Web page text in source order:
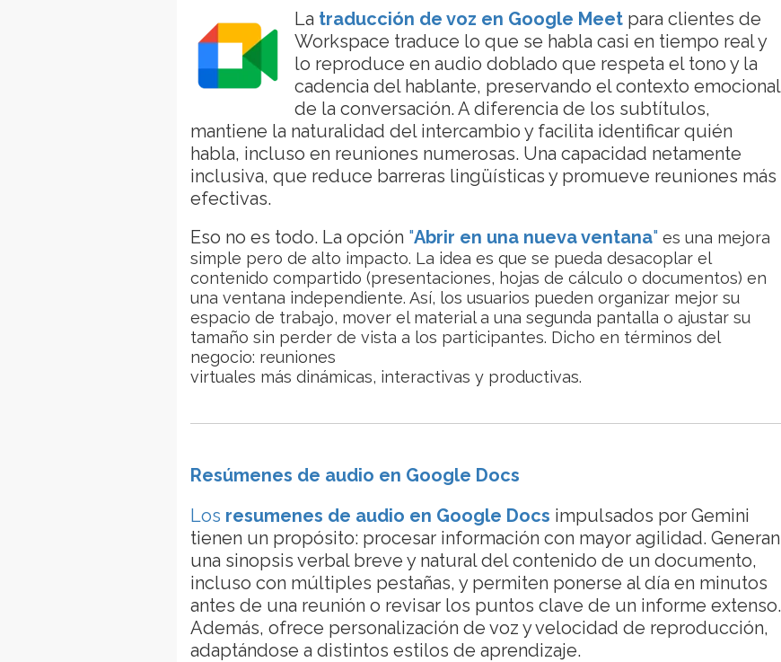
La traducción de voz en Google Meet para clientes de
Workspace traduce lo que se habla casi en tiempo real y
lo reproduce en audio doblado que respeta el tono y la
cadencia del hablante, preservando el contexto emocional
de la conversación. A diferencia de los subtítulos,
mantiene la naturalidad del intercambio y facilita identificar quién
habla, incluso en reuniones numerosas. Una capacidad netamente
inclusiva, que reduce barreras lingüísticas y promueve reuniones más
efectivas.
Eso no es todo. La opción "Abrir en una nueva ventana" es una mejora
simple pero de alto impacto. La idea es que se pueda desacoplar el
contenido compartido (presentaciones, hojas de cálculo o documentos) en
una ventana independiente. Así, los usuarios pueden organizar mejor su
espacio de trabajo, mover el material a una segunda pantalla o ajustar su
tamaño sin perder de vista a los participantes. Dicho en términos del
negocio: reuniones
virtuales más dinámicas, interactivas y productivas.
Resúmenes de audio en Google Docs
Los resumenes de audio en Google Docs impulsados por Gemini
tienen un propósito: procesar información con mayor agilidad. Generan
una sinopsis verbal breve y natural del contenido de un documento,
incluso con múltiples pestañas, y permiten ponerse al día en minutos
antes de una reunión o revisar los puntos clave de un informe extenso.
Además, ofrece personalización de voz y velocidad de reproducción,
adaptándose a distintos estilos de aprendizaje.